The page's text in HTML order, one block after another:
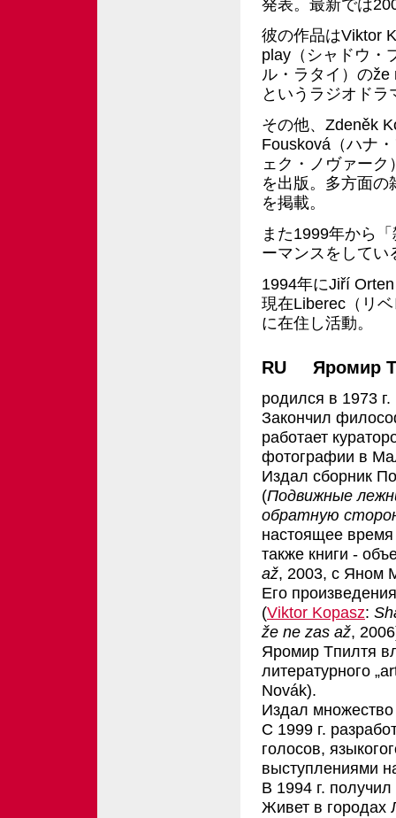
発表。最新では
彼の作品はViktor
play（シャドウ・
ル・ラタイ）の
というラジオド
その他、Zdeněk
Fousková（ハナ
ェク・ノヴァー
を出版。多方面
を掲載。
また1999年から
ーマンスをしてい
1994年にJiří
現在Liberec（リ
に在住し活動。
RU Яромир T
родился в 1973 г.
Закончил
работает куратор
фотографии в M
Издал сборник
(Подвижные
обратную
настоящее время
также книги -
až, 2003, с Яном
Его
(Viktor Kopasz:
že ne zas až,
Яромир Tпилтя
литературного „
Novák).
Издал множество
С 1999 г.
голосов,
выступлениями
В 1994 г.
Живет в городax